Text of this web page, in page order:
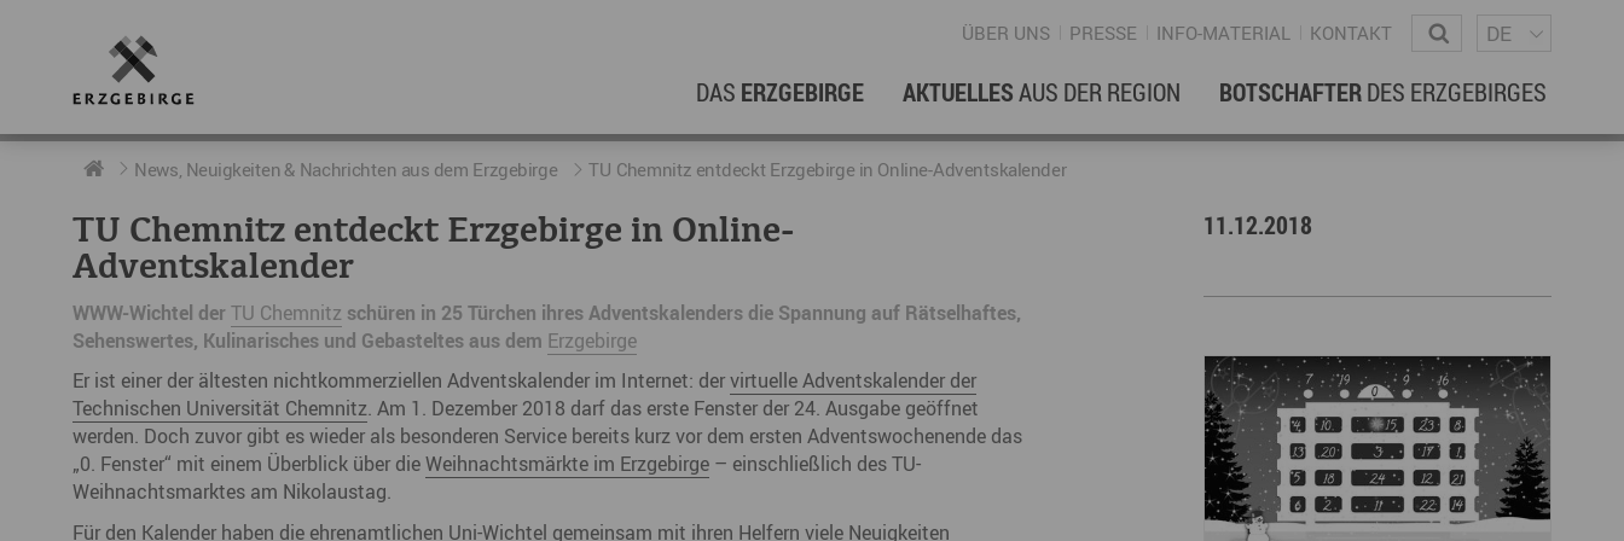
ÜBER UNS PRESSE INFO-MATERIAL KONTAKT Wonach suchen Sie?
DE
DAS ERZGEBIRGE
RUND UMS ERZGEBIRGE
Geschichte
Der Erzgebirgskreis
Städte im Erzgebirge
Erzgebirgskrimi
Fakten
WIRTSCHAFTSREGION
Stellenangebote im Erzgebirge
Arbeiten im Erzgebirge
Coworking Spaces im Erzgebirge
DER FILM
Essen
Erzgebirgische Volkskunst
AKTUELLESAUS DER REGION
AKTUELLES
Neuigkeiten
ERFOLGSGESCHICHTEN
hERZgeschichten
kurz ERZählt
BOTSCHAFTERDES ERZGEBIRGES
DIE BOTSCHAFTER
Botschafter im Überblick
News, Neuigkeiten & Nachrichten aus dem Erzgebirge TU Chemnitz entdeckt Erzgebirge in Online-Adventskalender
TU Chemnitz entdeckt Erzgebirge in Online-
Adventskalender
WWW-Wichtel der TU Chemnitz schüren in 25 Türchen ihres Adventskalenders die Spannung auf Rätselhaftes,
Sehenswertes, Kulinarisches und Gebasteltes aus dem Erzgebirge
Er ist einer der ältesten nichtkommerziellen Adventskalender im Internet: dervirtuelle Adventskalender der
Technischen Universität Chemnitz. Am 1. Dezember 2018 darf das erste Fenster der 24. Ausgabe geöffnet
werden. Doch zuvor gibt es wieder als besonderen Service bereits kurz vor dem ersten Adventswochenende das
„0. Fenster“ mit einem Überblick über dieWeihnachtsmärkte im Erzgebirge – einschließlich des TU-
Weihnachtsmarktes am Nikolaustag.
Für den Kalender haben die ehrenamtlichen Uni-Wichtel gemeinsam mit ihren Helfern viele Neuigkeiten
11.12.2018